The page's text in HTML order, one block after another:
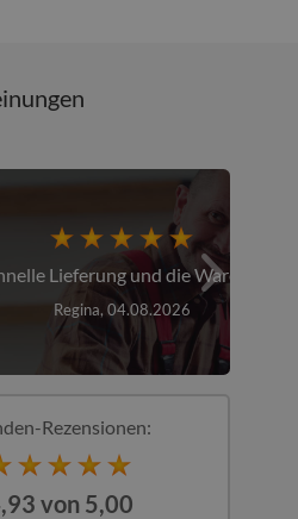
und die Ware war...
Regina, 04.08.2026
Rezensionen:
von 5,00